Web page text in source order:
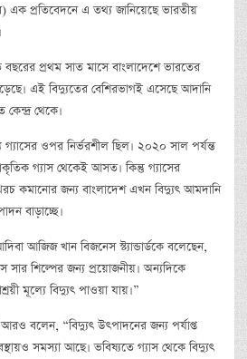
এক প্রতিবেদনে এ তথ্য জানিয়েছে ভারতীয়
প্রথম সাত মাসে বাংলাদেশে ভারতের
এই বিদ্যুতের বেশিরভাগই এসেছে আদানি
থেকে।
ওপর নির্ভরশীল ছিল। ২০২০ সাল পর্যন্ত
গ্যাস থেকেই আসত। কিন্তু গ্যাসের
কমানোর জন্য বাংলাদেশ এখন বিদ্যুৎ আমদানি
বাড়াচ্ছে।
আজিজ খান বিজনেস স্ট্যান্ডার্ডকে বলেছেন,
সার শিল্পের জন্য প্রয়োজনীয়। অন্যদিকে
মূল্যে বিদ্যুৎ পাওয়া যায়।”
বলেন, “বিদ্যুৎ উৎপাদনের জন্য পর্যাপ্ত
সমস্যা আছে। ভবিষ্যতে গ্যাস থেকে বিদ্যুৎ